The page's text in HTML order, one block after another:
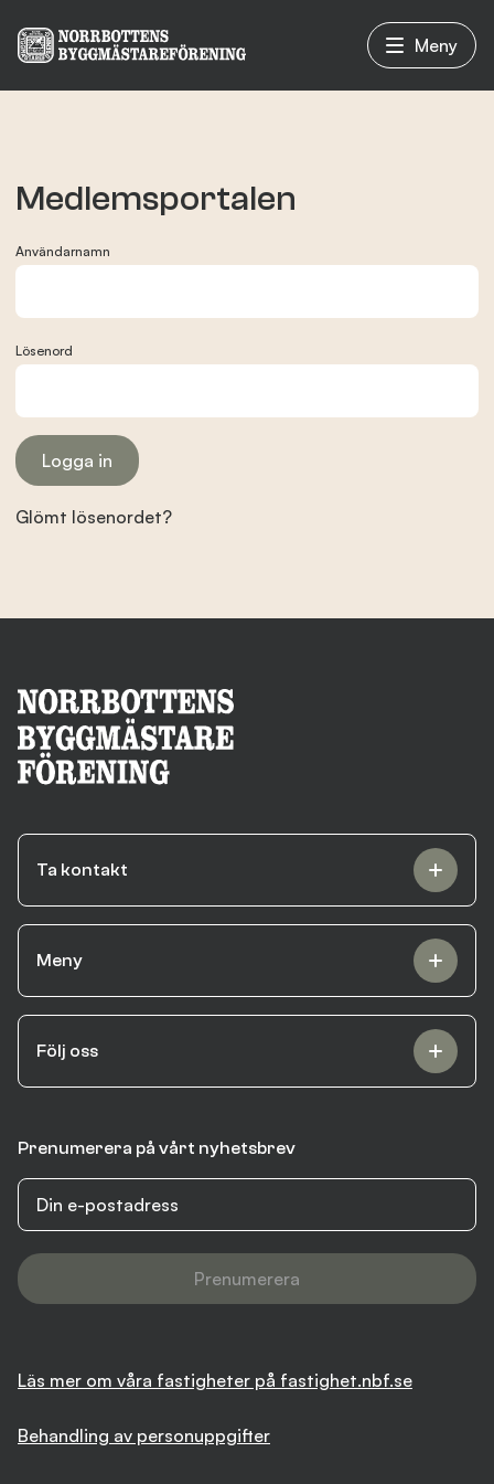
Meny
Evenemang
Branschens utveckling
Kontakta oss
Besök nbf.se
Medlemsportalen
Användarnamn
Lösenord
Glömt lösenordet?
Prenumerera på vårt nyhetsbrev
Prenumerera
Ta kontakt
Meny
Följ oss
Läs mer om våra fastigheter på fastighet.nbf.se
Behandling av personuppgifter